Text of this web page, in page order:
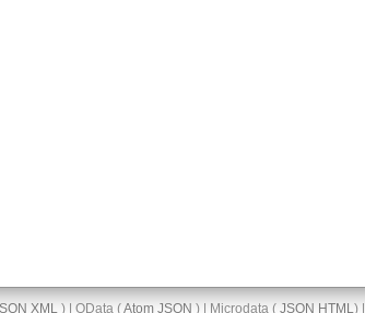
XML) | OData (Atom JSON ) | Microdata ( JSON HTML) |